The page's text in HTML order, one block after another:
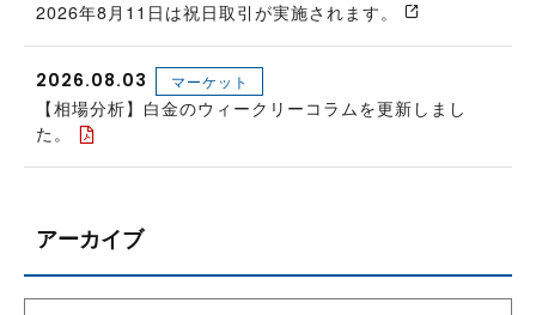
2026年8月11日は祝日取引が実施されます。
2026.08.03 マーケット
【相場分析】白金のウィークリーコラムを更新しまし
た。
アーカイブ